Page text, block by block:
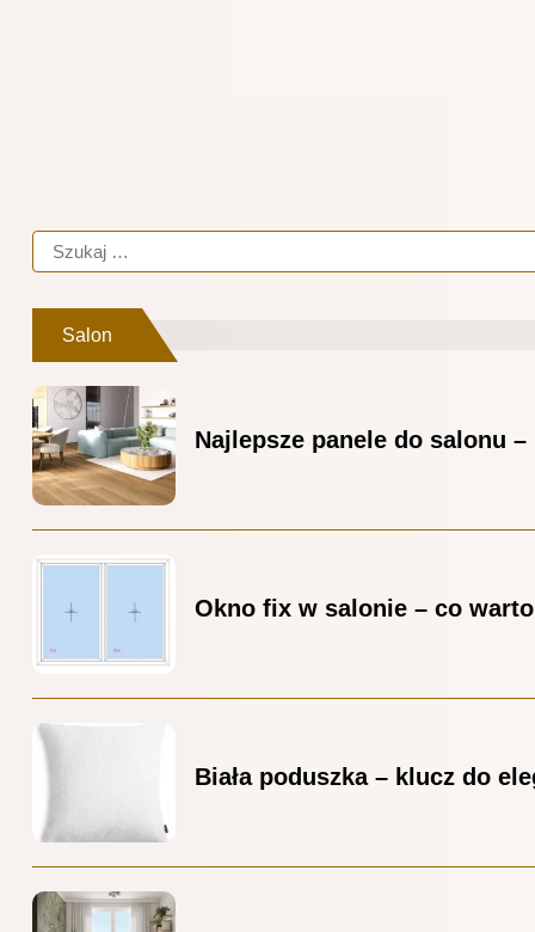
Salon
Najlepsze panele do salonu
Okno fix w salonie – co
Biała poduszka – klucz do